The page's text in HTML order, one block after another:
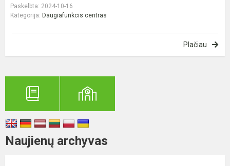
Paskelbta: 2024-10-16
Kategorija: Daugiafunkcis centras
Plačiau
Naujienų archyvas